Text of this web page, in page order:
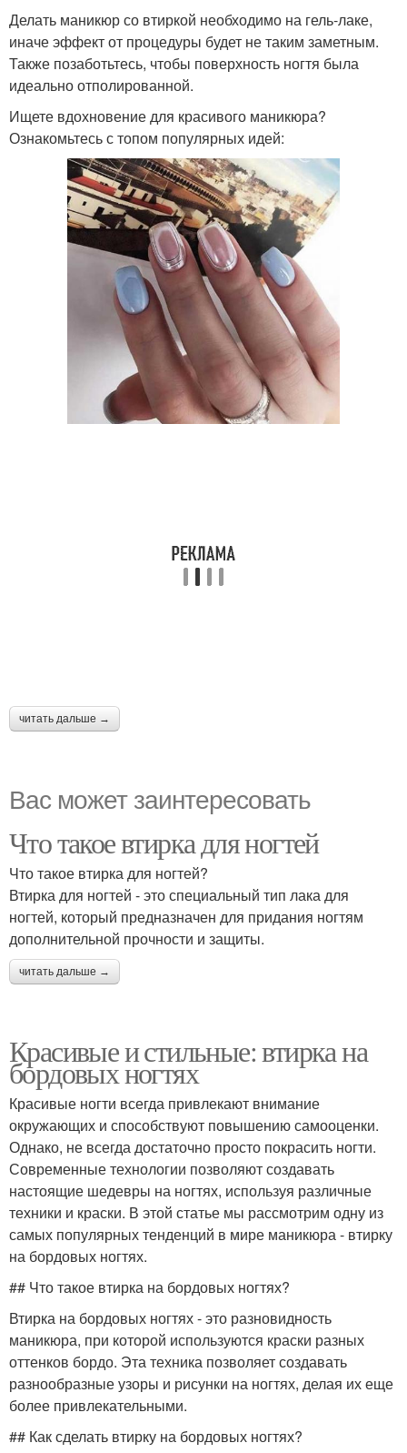
Делать маникюр со втиркой необходимо на гель-лаке,
иначе эффект от процедуры будет не таким заметным.
Также позаботьтесь, чтобы поверхность ногтя была
идеально отполированной.
Ищете вдохновение для красивого маникюра?
Ознакомьтесь с топом популярных идей:
читать дальше →
Вас может заинтересовать
Что такое втирка для ногтей
Что такое втирка для ногтей?
Втирка для ногтей - это специальный тип лака для
ногтей, который предназначен для придания ногтям
дополнительной прочности и защиты.
читать дальше →
Красивые и стильные: втирка на
бордовых ногтях
Красивые ногти всегда привлекают внимание
окружающих и способствуют повышению самооценки.
Однако, не всегда достаточно просто покрасить ногти.
Современные технологии позволяют создавать
настоящие шедевры на ногтях, используя различные
техники и краски. В этой статье мы рассмотрим одну из
самых популярных тенденций в мире маникюра - втирку
на бордовых ногтях.
## Что такое втирка на бордовых ногтях?
Втирка на бордовых ногтях - это разновидность
маникюра, при которой используются краски разных
оттенков бордо. Эта техника позволяет создавать
разнообразные узоры и рисунки на ногтях, делая их еще
более привлекательными.
## Как сделать втирку на бордовых ногтях?